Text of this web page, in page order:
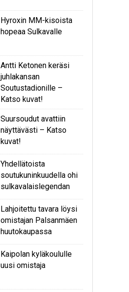
Hyroxin MM-kisoista
hopeaa Sulkavalle
Antti Ketonen keräsi
juhlakansan
Soutustadionille –
Katso kuvat!
Suursoudut avattiin
näyttävästi – Katso
kuvat!
Yhdellätoista
soutukuninkuudella ohi
sulkavalaislegendan
Lahjoitettu tavara löysi
omistajan Palsanmäen
huutokaupassa
Kaipolan kyläkoululle
uusi omistaja